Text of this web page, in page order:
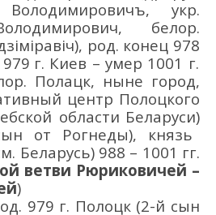
Володимировичъ, укр.
мирович, белор.
), род. конец 978
979 г. Киев – умер 1001 г.
Полацк, ныне город,
центр Полоцкого
области Беларуси)
от Рогнеды), князь
Беларусь) 988 – 1001 гг.
ветви Рюриковичей –
)
979 г. Полоцк (2-й сын